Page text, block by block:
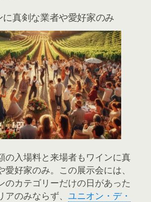
真剣な業者や愛好家のみ
の入場料と来場者もワインに真
愛好家のみ。この展示会には、
のカテゴリーだけの日があった
アのみならず、 ユニオン・デ・